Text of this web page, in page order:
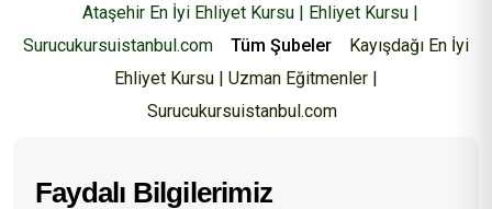
Ataşehir En İyi Ehliyet Kursu | Ehliyet Kursu |
Surucukursuistanbul.com
Tüm Şubeler
Kayışdağı En İyi
Ehliyet Kursu | Uzman Eğitmenler |
Surucukursuistanbul.com
Faydalı Bilgilerimiz